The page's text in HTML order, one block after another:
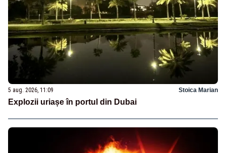
5 aug. 2026, 11:09 Stoica Marian
Explozii uriașe în portul din Dubai